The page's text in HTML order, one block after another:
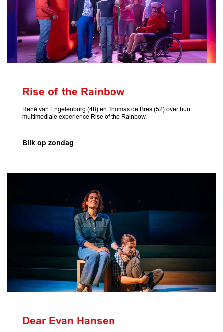
Rise of the Rainbow
René van Engelenburg (48) en Thomas de Bres (52) over hun
multimediale experience Rise of the Rainbow.
Blik op zondag
Dear Evan Hansen